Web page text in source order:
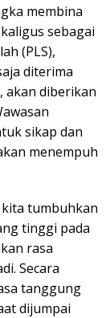
membina
sebagai
(PLS),
diterima
akan diberikan
sikap dan
menempuh
tumbuhkan
tinggi pada
rasa
Secara
tanggung
dijumpai